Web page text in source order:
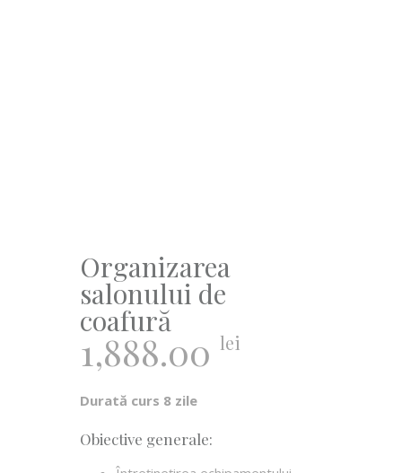
Organizarea
salonului de
coafură
1,888.00 lei
Durată curs 8 zile
Obiective generale: